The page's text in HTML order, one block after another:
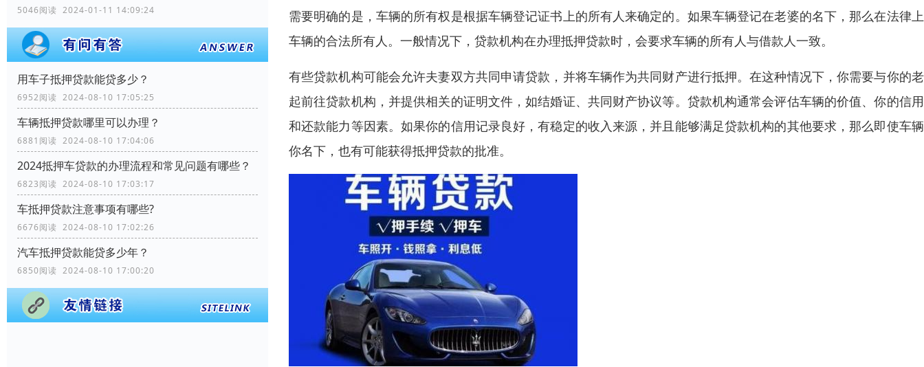
5046阅读 2024-01-11 14:09:24
用车子抵押贷款能贷多少？
6952阅读 2024-08-10 17:05:25
车辆抵押贷款哪里可以办理？
6881阅读 2024-08-10 17:04:06
2024抵押车贷款的办理流程和常见问题有哪些？
6823阅读 2024-08-10 17:03:17
车抵押贷款注意事项有哪些?
6676阅读 2024-08-10 17:02:26
汽车抵押贷款能贷多少年？
6850阅读 2024-08-10 17:00:20
需要明确的是，车辆的所有权是根据车辆登记证书上的所有人来确定的。如果车辆登记在老婆的名下，那么在法律
车辆的合法所有人。一般情况下，贷款机构在办理抵押贷款时，会要求车辆的所有人与借款人一致。
有些贷款机构可能会允许夫妻双方共同申请贷款，并将车辆作为共同财产进行抵押。在这种情况下，你需要与你的
起前往贷款机构，并提供相关的证明文件，如结婚证、共同财产协议等。贷款机构通常会评估车辆的价值、你的信
和还款能力等因素。如果你的信用记录良好，有稳定的收入来源，并且能够满足贷款机构的其他要求，那么即使车
你名下，也有可能获得抵押贷款的批准。